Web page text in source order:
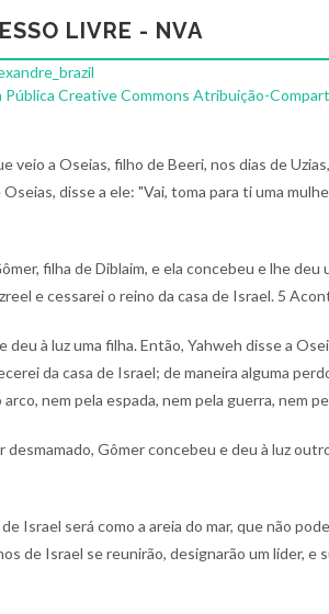
LIVRE - NVA
Pública Creative Commons Atribuição-
veio a Oseias, filho de Beeri, nos dias de
disse a ele: "Vai, toma para ti uma
filha de Diblaim, e ela concebeu e lhe deu
e cessarei o reino da casa de Israel. 5
à luz uma filha. Então, Yahweh disse a
da casa de Israel; de maneira alguma
nem pela espada, nem pela guerra, nem
desmamado, Gômer concebeu e deu à luz
Israel será como a areia do mar, que não
de Israel se reunirão, designarão um líder, e